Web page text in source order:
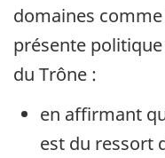
domaines
présente
du Trône :
en affirmant
est du ressort